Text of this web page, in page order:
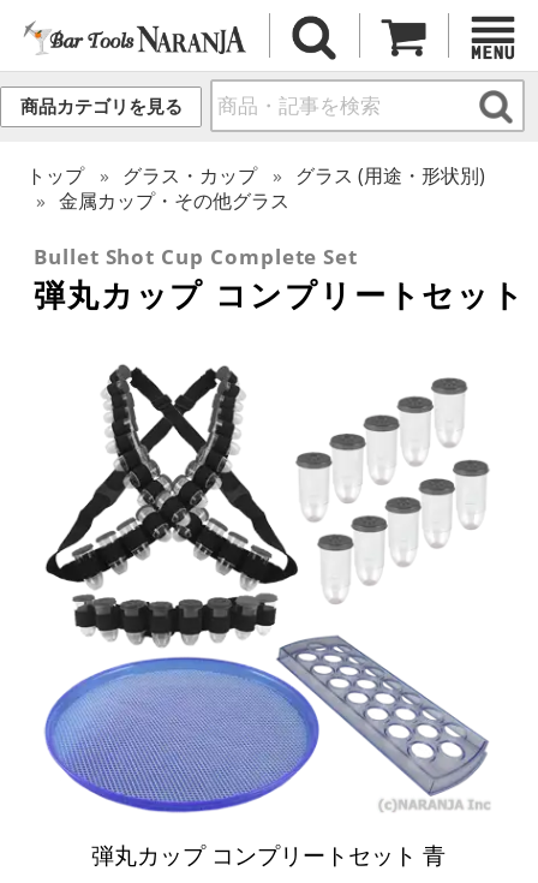
商品カテゴリを見る
トップ グラス・カップ
グラス (用途・形状別)
金属カップ・その他グラス
Bullet Shot Cup Complete Set
弾丸カップ コンプリートセット
弾丸カップ コンプリートセット 青